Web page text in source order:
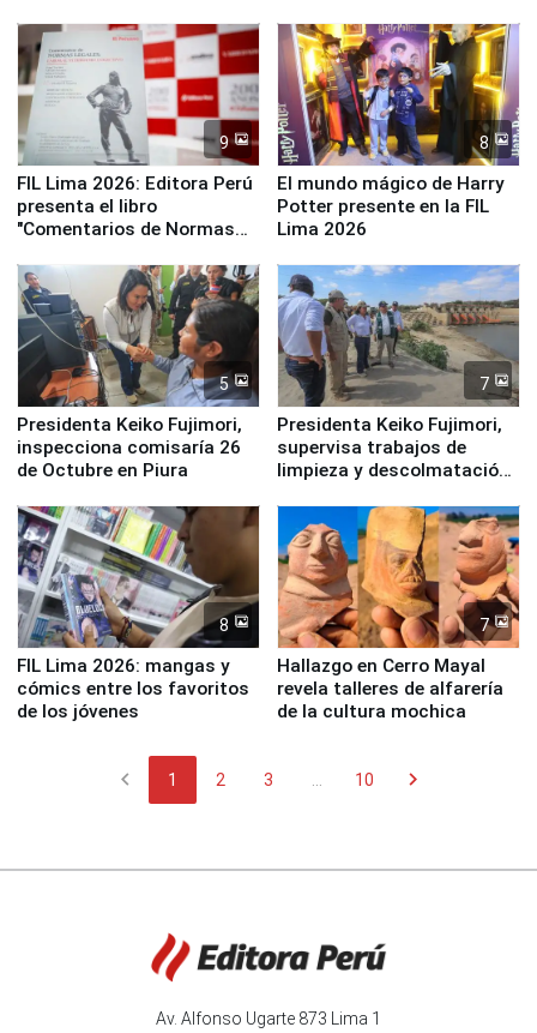
Panamericanos Lima 2027
la UGEL 2
9
FIL Lima 2026: Editora Perú
presenta el libro
"Comentarios de Normas
Derecho Colectivo"
8
El mundo mágico de Harry
Potter presente en la FIL
Lima 2026
5
Presidenta Keiko Fujimori,
inspecciona comisaría 26
de Octubre en Piura
7
Presidenta Keiko Fujimori,
supervisa trabajos de
limpieza y descolmatación
8
FIL Lima 2026: mangas y
cómics entre los favoritos
de los jóvenes
7
Hallazgo en Cerro Mayal
revela talleres de alfarería
de la cultura mochica
chevron_left 1 2 3 10 chevron_right
Av. Alfonso Ugarte 873 Lima 1